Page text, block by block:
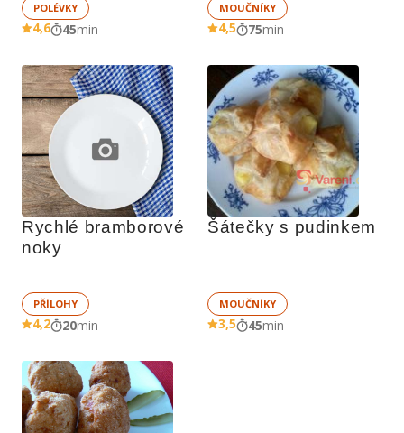
POLÉVKY
4,6 45min
MOUČNÍKY
4,5 75min
Rychlé bramborové
noky
PŘÍLOHY
4,2 20min
Šátečky s pudinkem
MOUČNÍKY
3,5 45min